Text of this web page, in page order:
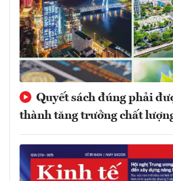
Quyết sách đúng phải
thành tăng trưởng chất